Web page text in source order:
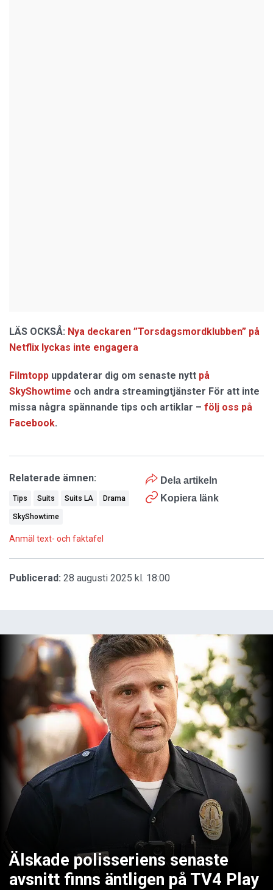
LÄS OCKSÅ: Nya deckaren ”Torsdagsmordklubben” på
Netflix lyckas inte engagera
Filmtopp uppdaterar dig om senaste nytt på
SkyShowtime och andra streamingtjänster För att inte
missa några spännande tips och artiklar – följ oss på
Facebook.
Dela artikeln
Kopiera länk
Relaterade ämnen:
Tips Suits Suits LA Drama
SkyShowtime
Anmäl text- och faktafel
Publicerad: 28 augusti 2025 kl. 18:00
Älskade polisseriens senaste
avsnitt finns äntligen på TV4 Play